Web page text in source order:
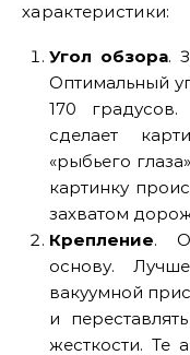
характеристики:
Угол обзора.
Оптимальный
170
сделает
«рыбьего
картинку
захватом
Крепление.
основу.
вакуумной
и
жесткости. Те